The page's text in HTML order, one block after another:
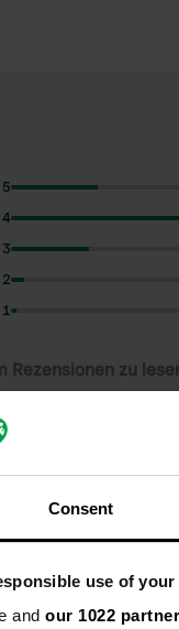
Consent
use of your
and our 1022
5
4
3
2
1
Rezensionen zu